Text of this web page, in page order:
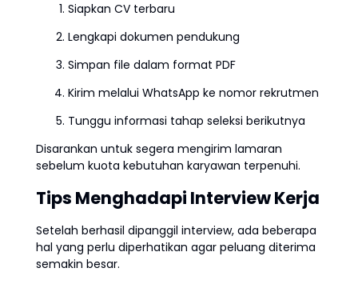
Siapkan CV terbaru
Lengkapi dokumen pendukung
Simpan file dalam format PDF
Kirim melalui WhatsApp ke nomor rekrutmen
Tunggu informasi tahap seleksi berikutnya
Disarankan untuk segera mengirim lamaran
sebelum kuota kebutuhan karyawan terpenuhi.
Tips Menghadapi Interview Kerja
Setelah berhasil dipanggil interview, ada beberapa
hal yang perlu diperhatikan agar peluang diterima
semakin besar.